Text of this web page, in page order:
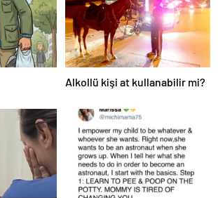
Alkollü kişi at kullanabilir mi?